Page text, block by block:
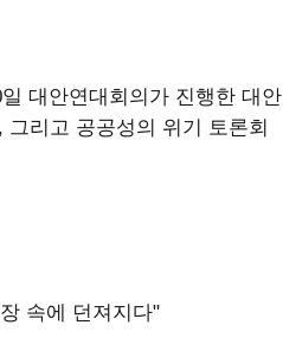
대안연대회의가 진행한 대안
리고 공공성의 위기 토론회
속에 던져지다"